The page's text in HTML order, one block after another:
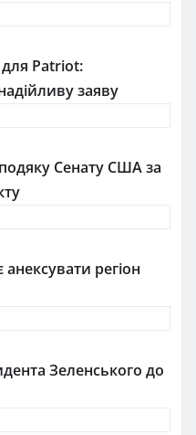
Patriot:
заяву
Сенату США за
регіон
Зеленського до